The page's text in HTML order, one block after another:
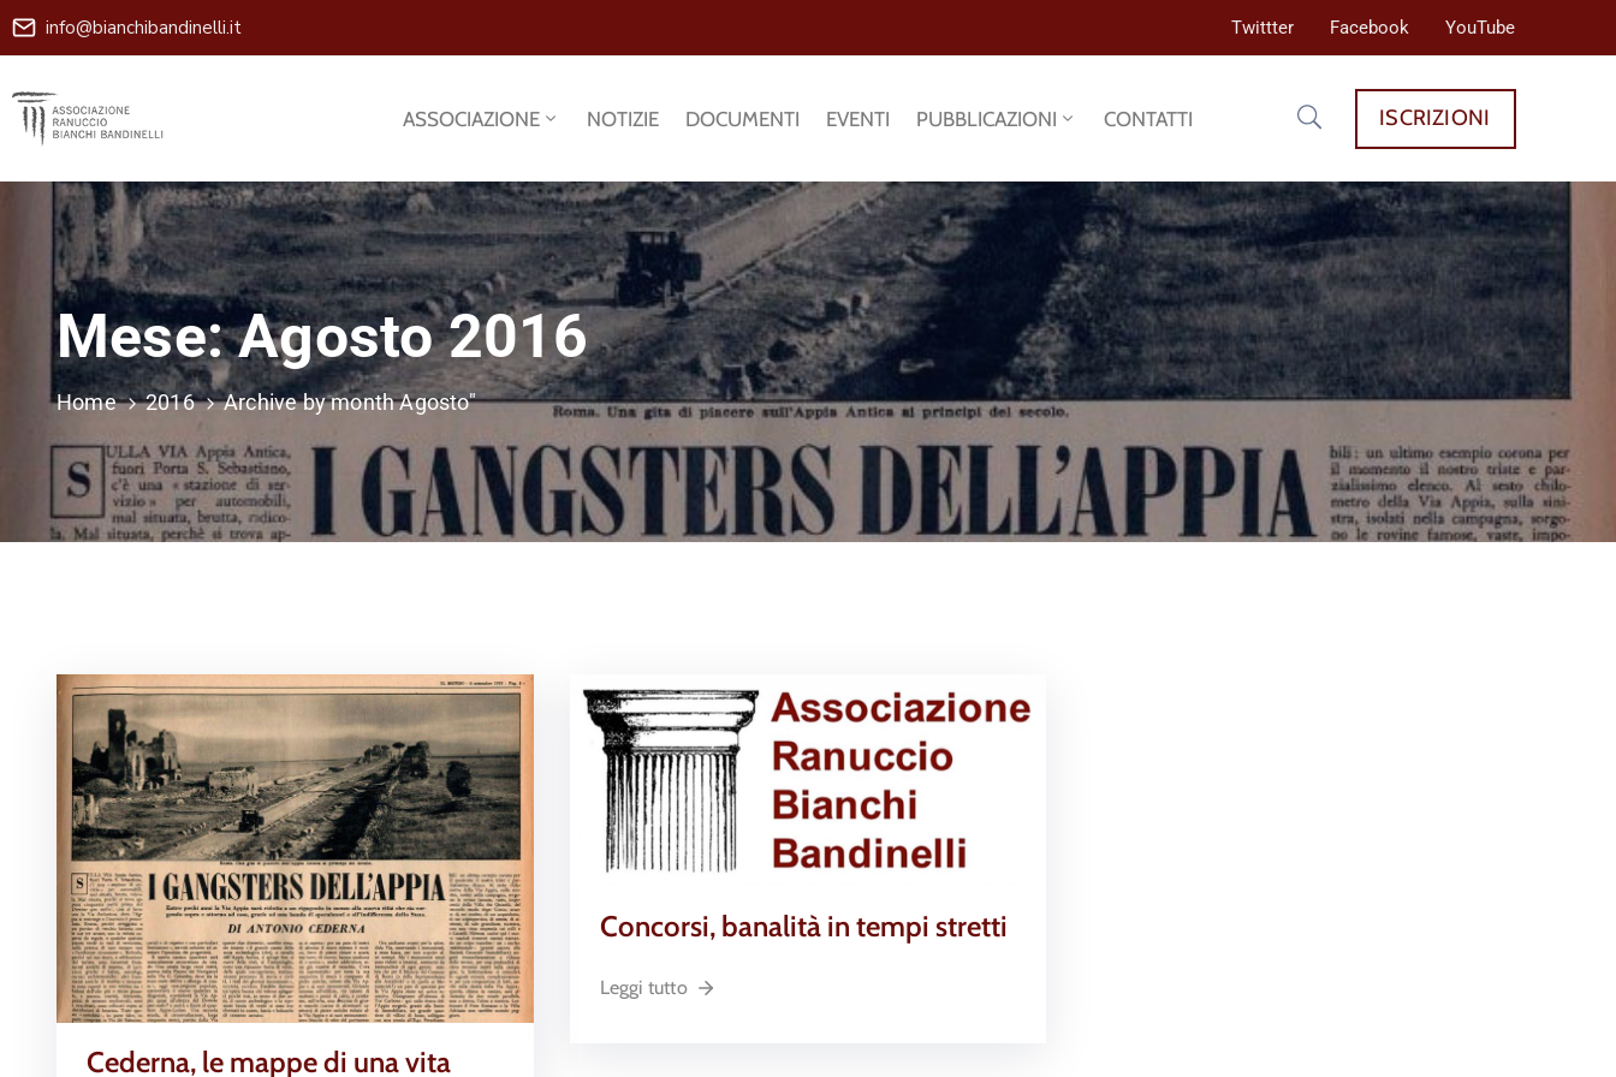
info@bianchibandinelli.it Twittter Facebook YouTube
ASSOCIAZIONE NOTIZIE DOCUMENTI EVENTI PUBBLICAZIONI CONTATTI ISCRIZIONI
Mese:Agosto 2016
Home 2016 Archive by month Agosto"
Cederna, le mappe di una vita
Concorsi, banalità in tempi stretti
Leggi tutto